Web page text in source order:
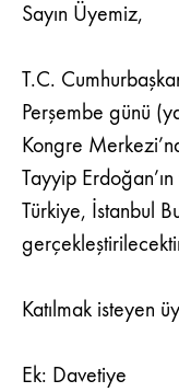
Sayın Üyemiz,
T.C.
Perşembe günü
Kongre
Tayyip
Türkiye, İstanbul
Katılmak isteyen
Ek: Davetiye